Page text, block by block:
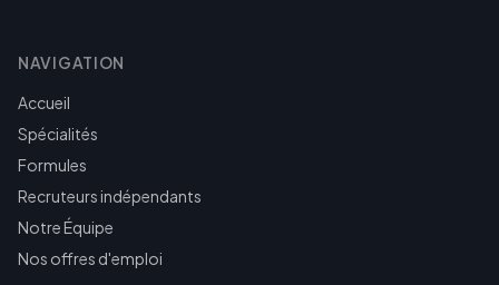
NAVIGATION
Accueil
Spécialités
Formules
Recruteurs indépendants
Notre Équipe
Nos offres d'emploi